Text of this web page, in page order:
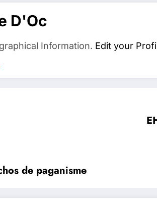
D'Oc
Information. Edit your
de paganisme